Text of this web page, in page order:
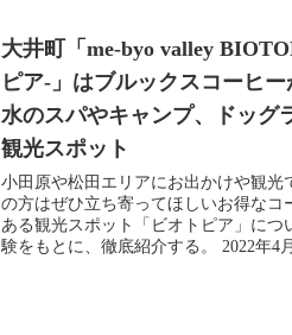
大井町「me-byo valley
ピア-」はブルックスコーヒ
水のスパやキャンプ、ドッグ
観光スポット
小田原や松田エリアにお出かけや観光
の方はぜひ立ち寄ってほしいお得な
ある観光スポット「ビオトピア」に
験をもとに、徹底紹介する。 2022年4月